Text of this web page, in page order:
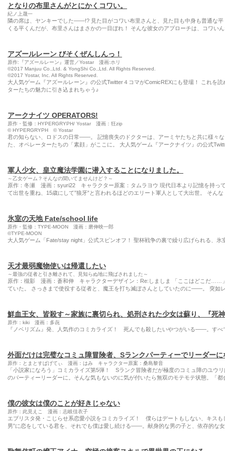
となりの布里さんがとにかくコワい。
紀ノ上晟一
隣の席は、ヤンキーでした――!? 見た目がコワい布里さんと、見た目も中身も普通な
くる平くんだが、布里さんはまさかの一目ぼれ！ そんな彼女のアプローチは、コワい
アズールレーン びそくぜんしんっ！
原作:『アズールレーン』運営／Yostar 漫画:ホリ
©2017 Manjuu Co.,Ltd. & YongShi Co.,Ltd. All Rights Reserved.
©2017 Yostar, Inc. All Rights Reserved.
大人気ゲーム『アズールレーン』の公式Twitter４コマがComicREXにも登場！ これを
ターたちの魅力に引き込まれちゃう♪
アークナイツ OPERATORS!
原作・監修：HYPERGRYPH/ Yostar 漫画：狂zip
© HYPERGRYPH © Yostar
君の知らない、ロドスの日常――。 記憶喪失のドクターは、アーミヤたちと共に様々
た、オペレーターたちの「素顔」がここに。 大人気ゲーム『アークナイツ』の公式
軍人少女、皇立魔法学園に潜入することになりました。
～乙女ゲーム？そんなの聞いてませんけど？～
原作：冬瀬 漫画：syuri22 キャラクター原案：タムラヨウ 現代日本より記憶を持っ
て出世を重ね、15歳にして”狼牙”と言われるほどのエリート軍人として大出世。 そん
氷室の天地 Fate/school life
原作・監修：TYPE-MOON 漫画：磨伸映一郎
©TYPE-MOON
大人気ゲーム「Fate/stay night」公式スピンオフ！ 聖杯戦争の裏で繰り広げられる、
天才最弱魔物使いは帰還したい
～最強の従者と引き離されて、見知らぬ地に飛ばされました～
原作：槻影 漫画：蒼和伸 キャラクターデザイン：Re:しましま 「ここはどこだ……
ていた。 さっきまで使役する従者と、魔王を打ち滅ぼさんとしていたのに――。 突如
鮮血王女、皆殺す～家族に裏切られ、処刑された少女は蘇り、『死
原作：kiki 漫画：多㐂
『ノベリズム』発、人気作のコミカライズ！ 死んでも殺したいやつがいる――。すべ
外面だけは完璧なコミュ障冒険者、Sランクパーティーでリーダーに
原作：とまとすぱげてぃ 漫画：はみ キャラクター原案：桑島黎音
「小説家になろう」コミカライズ第5弾！ Sランク冒険者だが極度のコミュ障のユウ
のパーティーリーダーに。そんな気もないのに気が付いたら無双のモテモテ状態。「
僕の彼女は僕のことが好きじゃない
原作：此見えこ 漫画：志岐佳衣子
エブリスタ発・こじらせ系恋愛小説をコミカライズ！ 僕らはデートもしない、キス
男”に恋をしている君を、それでも僕は愛し続ける――。献身的な男の子と、依存的な